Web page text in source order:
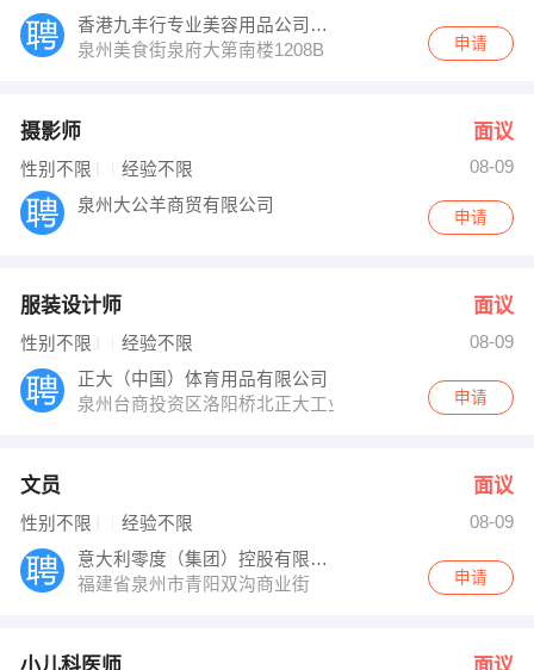
香港九丰行专业美容用品公司泉州办事处
泉州美食街泉府大第南楼1208B
申请
摄影师 面议
性别不限 经验不限
08-09
泉州大公羊商贸有限公司
申请
服装设计师 面议
性别不限 经验不限
08-09
正大（中国）体育用品有限公司
泉州台商投资区洛阳桥北正大工业园
申请
文员 面议
性别不限 经验不限
08-09
意大利零度（集团）控股有限公司
福建省泉州市青阳双沟商业街
申请